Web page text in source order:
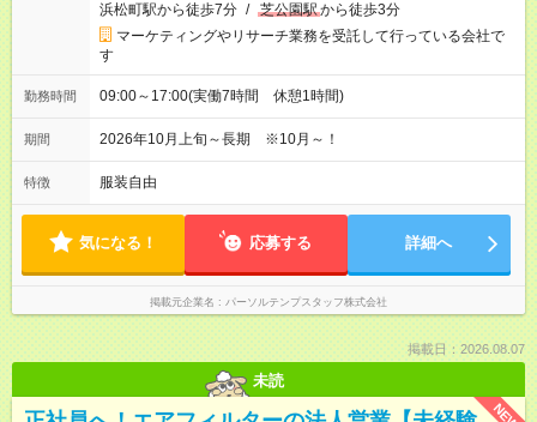
浜松町駅から徒歩7分 / 芝公園駅から徒歩3分
マーケティングやリサーチ業務を受託して行っている会社で
す
勤務時間 09:00～17:00(実働7時間 休憩1時間)
期間 2026年10月上旬～長期 ※10月～！
特徴 服装自由
気になる！ 応募する 詳細へ
掲載元企業名 パーソルテンプスタッフ株式会社
掲載日：2026.08.07
未読